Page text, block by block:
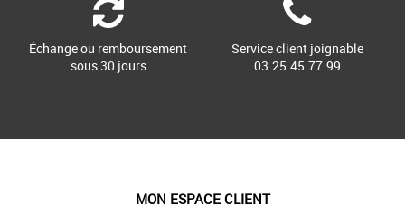
Échange ou remboursement
sous 30 jours
Service client joignable
03.25.45.77.99
MON ESPACE CLIENT